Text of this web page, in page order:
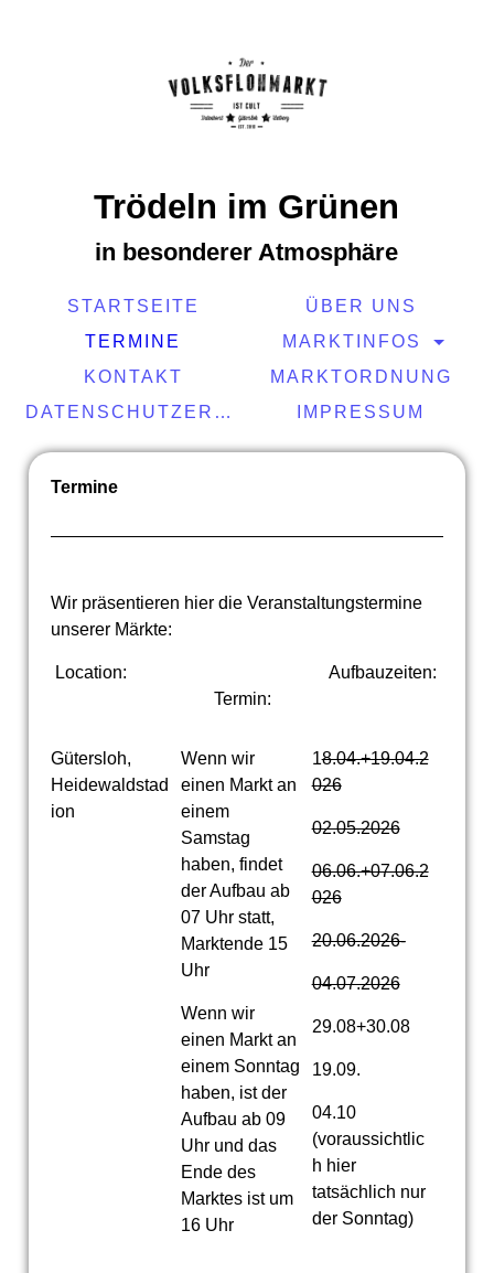
Trödeln im Grünen
in besonderer Atmosphäre
STARTSEITE
ÜBER UNS
TERMINE
MARKTINFOS
KONTAKT
MARKTORDNUNG
DATENSCHUTZERKLÄRUNG
IMPRESSUM
Termine
Wir präsentieren hier die Veranstaltungstermine
unserer Märkte:
Location: Aufbauzeiten:
Termin:
Gütersloh,
Heidewaldstad
ion
Wenn wir
einen Markt an
einem
Samstag
haben, findet
der Aufbau ab
07 Uhr statt,
Marktende 15
Uhr
Wenn wir
einen Markt an
einem Sonntag
haben, ist der
Aufbau ab 09
Uhr und das
Ende des
Marktes ist um
16 Uhr
18.04.+19.04.2
026
02.05.2026
06.06.+07.06.2
026
20.06.2026-
04.07.2026
29.08+30.08
19.09.
04.10
(voraussichtlic
h hier
tatsächlich nur
der Sonntag)